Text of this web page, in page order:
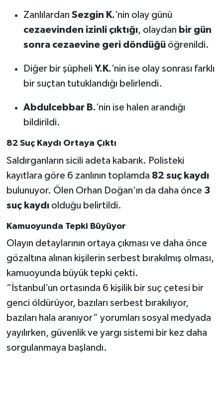
Zanlılardan Sezgin K.’nin olay günü
cezaevinden izinli çıktığı, olaydan bir gün
sonra cezaevine geri döndüğüöğrenildi.
Diğer bir şüpheli Y.K.’nin ise olay sonrası farklı
bir suçtan tutuklandığı belirlendi.
Abdulcebbar B.’nin ise halen arandığı
bildirildi.
82 Suç Kaydı Ortaya Çıktı
Saldırganların sicili adeta kabarık. Polisteki
kayıtlara göre 6 zanlının toplamda 82 suç kaydı
bulunuyor. Ölen Orhan Doğan’ın da daha önce 3
suç kaydıolduğu belirtildi.
Kamuoyunda Tepki Büyüyor
Olayın detaylarının ortaya çıkması ve daha önce
gözaltına alınan kişilerin serbest bırakılmış olması,
kamuoyunda büyük tepki çekti.
“İstanbul’un ortasında 6 kişilik bir suç çetesi bir
genci öldürüyor, bazıları serbest bırakılıyor,
bazıları hala aranıyor” yorumları sosyal medyada
yayılırken, güvenlik ve yargı sistemi bir kez daha
sorgulanmaya başlandı.